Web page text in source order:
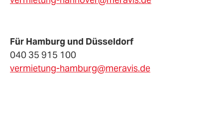
Für Hamburg und Düsseldorf
040 35 915 100
vermietung-hamburg@meravis.de